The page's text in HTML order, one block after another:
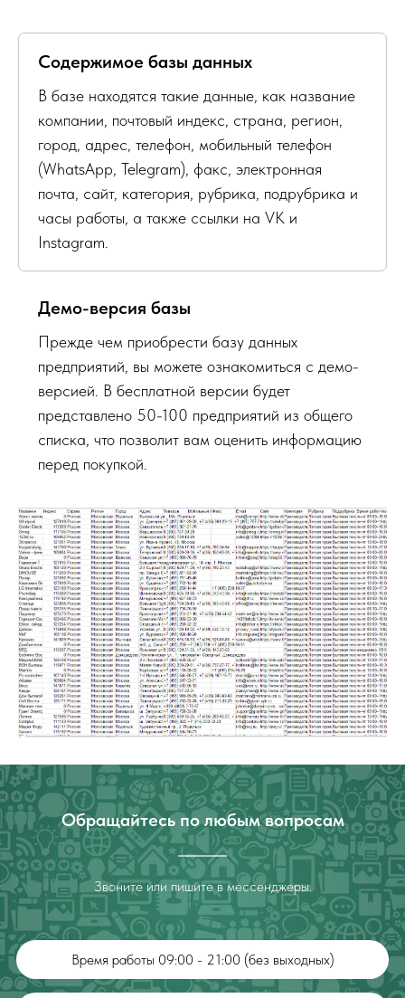
Содержимое базы данных
В базе находятся такие данные, как название
компании, почтовый индекс, страна, регион,
город, адрес, телефон, мобильный телефон
(WhatsApp, Telegram), факс, электронная
почта, сайт, категория, рубрика, подрубрика и
часы работы, а также ссылки на VK и
Instagram.
Демо-версия базы
Прежде чем приобрести базу данных
предприятий, вы можете ознакомиться с демо-
версией. В бесплатной версии будет
представлено 50-100 предприятий из общего
списка, что позволит вам оценить информацию
перед покупкой.
Обращайтесь по любым вопросам
Звоните или пишите в мессенджеры.
Время работы 09:00 - 21:00 (без выходных)